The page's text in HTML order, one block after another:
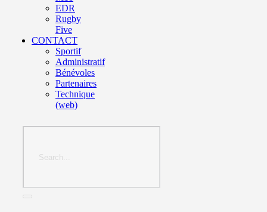
EDR
Rugby
Five
CONTACT
Sportif
Administratif
Bénévoles
Partenaires
Technique
(web)